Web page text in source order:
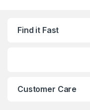
Find it Fast
Customer Care